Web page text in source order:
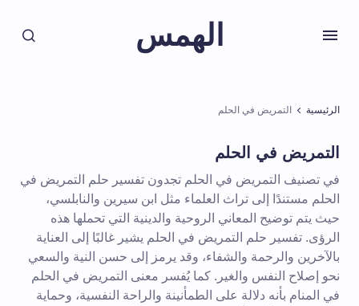
الهمس
الرئيسية التمريض في الحلم
التمريض في الحلم
في تصنيف التمريض في الحلم تجدون تفسير حلم التمريض في
الحلم مستندًا إلى تراث العلماء مثل ابن سيرين والنابلسي،
حيث يتم توضيح المعاني الروحية والدينية التي تحملها هذه
الرؤى. تفسير حلم التمريض في الحلم يشير غالبًا إلى العناية
بالآخرين والرحمة والشفاء، وقد يرمز إلى حسن النية والسعي
نحو إصلاح النفس والغير. كما يُفسر معنى التمريض في الحلم
في المنام بأنه دلالة على الطمأنينة والراحة النفسية، وحماية